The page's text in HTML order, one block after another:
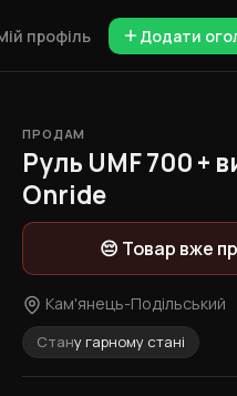
профіль Додати
ПРОДАМ
Руль UMF 700 +
Onride
😔 Товар вже
Кам'янець-Подільський
Стану гарному стані